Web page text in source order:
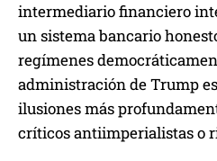
intermediario financiero
un sistema bancario
regímenes
administración de Trump
ilusiones más
críticos antiimperialistas o